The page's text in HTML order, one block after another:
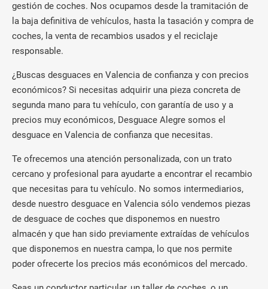
gestión de coches. Nos ocupamos desde la tramitación de
la baja definitiva de vehículos, hasta la tasación y compra de
coches, la venta de recambios usados y el reciclaje
responsable.
¿Buscas desguaces en Valencia de confianza y con precios
económicos? Si necesitas adquirir una pieza concreta de
segunda mano para tu vehículo, con garantía de uso y a
precios muy económicos, Desguace Alegre somos el
desguace en Valencia de confianza que necesitas.
Te ofrecemos una atención personalizada, con un trato
cercano y profesional para ayudarte a encontrar el recambio
que necesitas para tu vehículo. No somos intermediarios,
desde nuestro desguace en Valencia sólo vendemos piezas
de desguace de coches que disponemos en nuestro
almacén y que han sido previamente extraídas de vehículos
que disponemos en nuestra campa, lo que nos permite
poder ofrecerte los precios más económicos del mercado.